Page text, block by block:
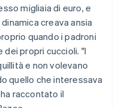
migliaia di euro, e
creava ansia
quando i padroni
propri cuccioli. "I
e non volevano
quello che interessava
raccontato il